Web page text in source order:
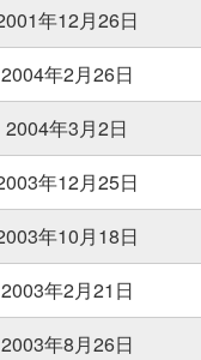
年12月26日
2004年2月26日
2004年3月2日
年12月25日
年10月18日
2003年2月21日
2003年8月26日